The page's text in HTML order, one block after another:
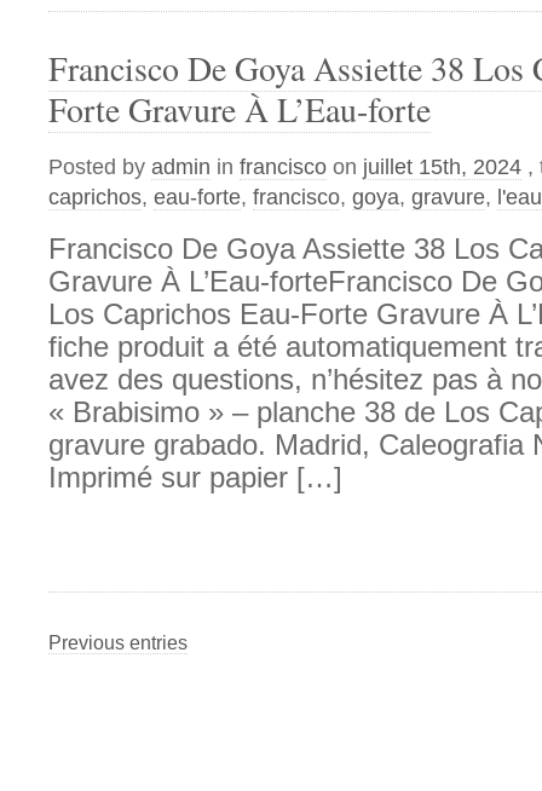
Francisco De Goya Assiette 38 Los
Forte Gravure À L’Eau-forte
Posted by admin in francisco on juillet 15th, 2024 ,
caprichos, eau-forte, francisco, goya, gravure,
Francisco De Goya Assiette 38 Los
Gravure À L’Eau-forteFrancisco De
Los Caprichos Eau-Forte Gravure À
fiche produit a été automatiquement
avez des questions, n’hésitez pas à
« Brabisimo » – planche 38 de Los
gravure grabado. Madrid, Caleografia
Imprimé sur papier […]
Previous entries